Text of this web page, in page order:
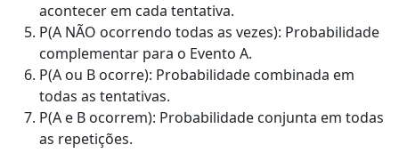
acontecer em cada tentativa.
P(A NÃO ocorrendo todas as vezes): Probabilidade
complementar para o Evento A.
P(A ou B ocorre): Probabilidade combinada em
todas as tentativas.
P(A e B ocorrem): Probabilidade conjunta em todas
as repetições.